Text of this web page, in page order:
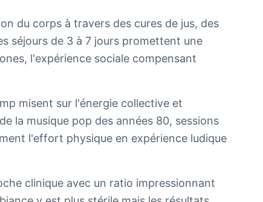
du corps à travers des cures de jus, des
séjours de 3 à 7 jours promettent une
l'expérience sociale compensant
misent sur l'énergie collective et
la musique pop des années 80, sessions
l'effort physique en expérience ludique
clinique avec un ratio impressionnant